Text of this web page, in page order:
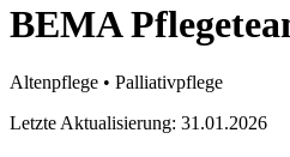
BEMA
Altenpflege • Palliativpflege
Letzte Aktualisierung: 31.01.2026